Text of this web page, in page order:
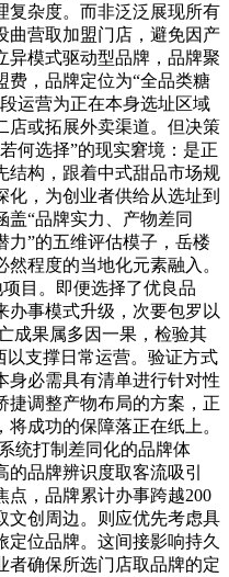
复杂度。而非泛泛展现所有
曲营取加盟门店，避免因产
异模式驱动型品牌，品牌聚
费，品牌定位为“全品类糖
运营为正在本身选址区域
店或拓展外卖渠道。但决策
何选择”的现实窘境：是正
结构，跟着中式甜品市场规
，为创业者供给从选址到
“品牌实力、产物差同
力”的五维评估模子，岳楼
程度的当地化元素融入。
目。即便选择了优良品
办事模式升级，次要包罗以
成果属多因一果，检验其
以支撑日常运营。验证方式
身必需具有清单进行针对性
捷调整产物布局的方案，正
成功的保障落正在纸上。
统打制差同化的品牌体
品牌辨识度取客流吸引
点，品牌累计办事跨越200
文创周边。则应优先考虑具
定位品牌。这间接影响持久
者确保所选门店取品牌的定